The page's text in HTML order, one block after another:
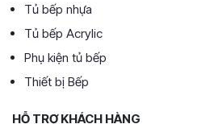
Tủ bếp nhựa
Tủ bếp Acrylic
Phụ kiện tủ bếp
Thiết bị Bếp
HỖ TRỢ KHÁCH HÀNG